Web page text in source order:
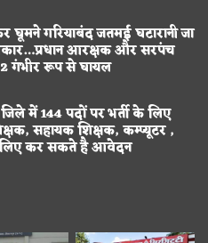
घूमने गरियाबंद जतमई घटारानी जा
आरक्षक और सरपंच
2 गंभीर रूप से घायल
में 144 पदों पर भर्ती के लिए
सहायक शिक्षक, कम्प्यूटर ,
लिए कर सकते है आवेदन